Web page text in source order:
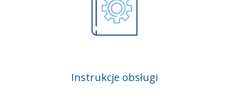
Instrukcje obsługi